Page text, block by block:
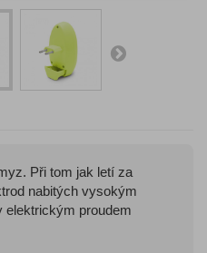
Při tom jak letí za
nabitých vysokým
elektrickým proudem